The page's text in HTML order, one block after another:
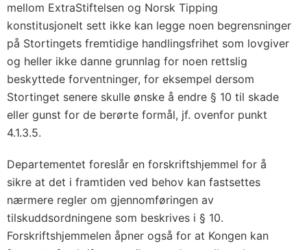
mellom ExtraStiftelsen og Norsk Tipping
konstitusjonelt sett ikke kan legge noen begrensninger
på Stortingets fremtidige handlingsfrihet som lovgiver
og heller ikke danne grunnlag for noen rettslig
beskyttede forventninger, for eksempel dersom
Stortinget senere skulle ønske å endre § 10 til skade
eller gunst for de berørte formål, jf. ovenfor punkt
4.1.3.5.
Departementet foreslår en forskriftshjemmel for å
sikre at det i framtiden ved behov kan fastsettes
nærmere regler om gjennomføringen av
tilskuddsordningene som beskrives i § 10.
Forskriftshjemmelen åpner også for at Kongen kan